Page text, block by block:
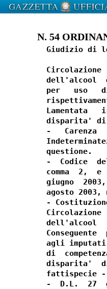
N. 54
Giudizio di
Circolazione
dell'alcool
per   uso
Lamentata
disparita'
-   Carenza
  questione.
-  Codice
comma  2,  e
giugno
agosto 2003,
-
Circolazione
dell'alcool
Conseguente
agli
di
disparita'
fattispecie
-  D.L.  27